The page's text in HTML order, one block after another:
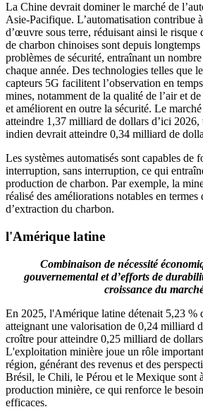
La Chine devrait dominer le marché de
Asie-Pacifique. L’automatisation contribue
d’œuvre sous terre, réduisant ainsi le risque
de charbon chinoises sont depuis longtemps
problèmes de sécurité, entraînant un
chaque année. Des technologies telles que
capteurs 5G facilitent l’observation en
mines, notamment de la qualité de l’air et
et améliorent en outre la sécurité. Le
atteindre 1,37 milliard de dollars d’ici 2026,
indien devrait atteindre 0,34 milliard de
Les systèmes automatisés sont capables de
interruption, sans interruption, ce qui
production de charbon. Par exemple, la
réalisé des améliorations notables en termes
d’extraction du charbon.
l'Amérique latine
Combinaison de nécessité
gouvernemental et d’efforts de
croissance du
En 2025, l'Amérique latine détenait 5,23 %
atteignant une valorisation de 0,24 milliard
croître pour atteindre 0,25 milliard de
L'exploitation minière joue un rôle
région, générant des revenus et des
Brésil, le Chili, le Pérou et le Mexique sont
production minière, ce qui renforce le
efficaces.